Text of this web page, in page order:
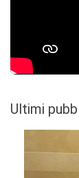
Ultimi